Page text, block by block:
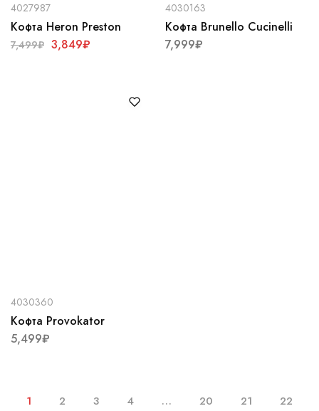
4027987
Кофта Heron Preston
7,499₽ 3,849₽
4030163
Кофта Brunello Cucinelli
7,999₽
4030360
Кофта Provokator
5,499₽
1 2 3 4 … 20 21 22